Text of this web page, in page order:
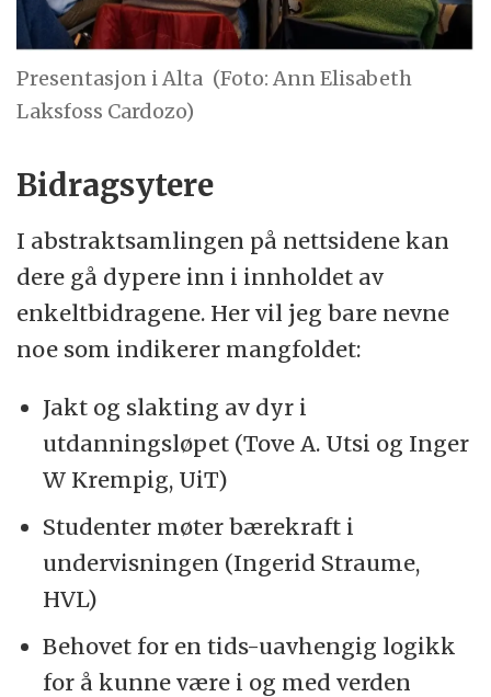
Presentasjon i Alta (Foto: Ann Elisabeth
Laksfoss Cardozo)
Bidragsytere
I abstraktsamlingen på nettsidene kan
dere gå dypere inn i innholdet av
enkeltbidragene. Her vil jeg bare nevne
noe som indikerer mangfoldet:
Jakt og slakting av dyr i
utdanningsløpet (Tove A. Utsi og Inger
W Krempig, UiT)
Studenter møter bærekraft i
undervisningen (Ingerid Straume,
HVL)
Behovet for en tids-uavhengig logikk
for å kunne være i og med verden